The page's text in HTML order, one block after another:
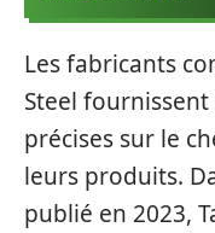
Les fabricants
Steel
précises sur le
leurs produits.
publié en 2023,